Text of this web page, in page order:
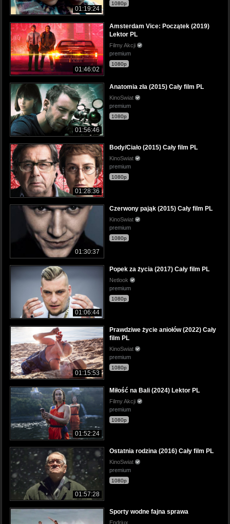
01:19:24
1080p
01:46:02
Amsterdam Vice: Początek (2019)
Lektor PL
Filmy Akcji
premium
1080p
01:56:46
Anatomia zła (2015) Cały film PL
KinoSwiat
premium
1080p
01:28:36
Body/Ciało (2015) Cały film PL
KinoSwiat
premium
1080p
01:30:37
Czerwony pająk (2015) Cały film PL
KinoSwiat
premium
1080p
01:06:44
Popek za życia (2017) Cały film PL
Netlook
premium
1080p
01:15:53
Prawdziwe życie aniołów (2022) Cały
film PL
KinoSwiat
premium
1080p
01:52:24
Miłość na Bali (2024) Lektor PL
Filmy Akcji
premium
1080p
01:57:28
Ostatnia rodzina (2016) Cały film PL
KinoSwiat
premium
1080p
Sporty wodne fajna sprawa
Endriux